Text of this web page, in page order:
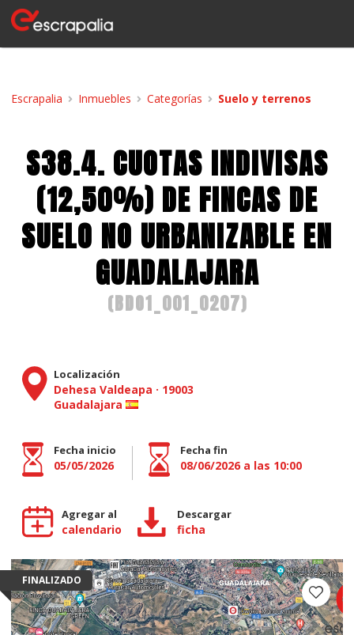
Escrapalia Inmuebles Categorías Suelo y terrenos
S38.4. CUOTAS INDIVISAS
(12,50%) DE FINCAS DE
SUELO NO URBANIZABLE EN
GUADALAJARA
(BDO1_001_0207)
Localización
Dehesa Valdeapa · 19003
Guadalajara
Fecha inicio
05/05/2026
Fecha fin
08/06/2026 a las 10:00
Agregar al
calendario
Descargar
ficha
FINALIZADO